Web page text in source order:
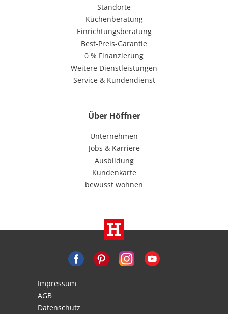
Standorte
Küchenberatung
Einrichtungsberatung
Best-Preis-Garantie
0 % Finanzierung
Weitere Dienstleistungen
Service & Kundendienst
Über Höffner
Unternehmen
Jobs & Karriere
Ausbildung
Kundenkarte
bewusst wohnen
Impressum
AGB
Datenschutz